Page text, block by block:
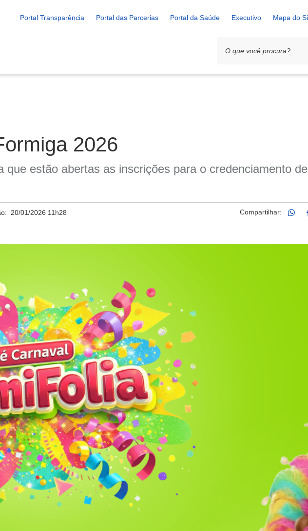
Portal Transparência Portal das Parcerias Portal da Saúde Executivo Mapa do
2026
que estão abertas as inscrições para o credenciamento
20/01/2026 11h28 Compartilhar: